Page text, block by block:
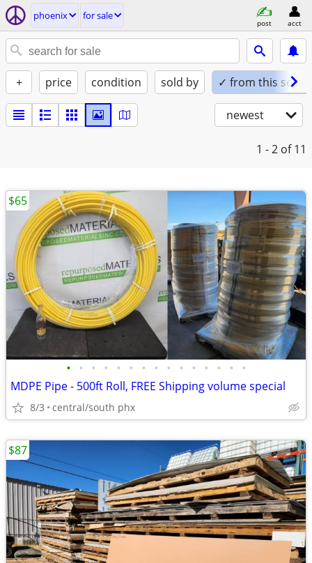
phoenix for sale
post acct
+ price condition sold by ✓ from this seller
newest
1 - 2 of 11
• • • • • • • • • • • • • • •
MDPE Pipe - 500ft Roll, FREE Shipping volume special
8/3 central/south phx
$65
$87